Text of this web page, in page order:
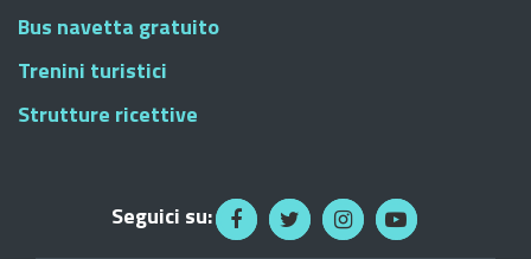
Bus navetta gratuito
Trenini turistici
Strutture ricettive
Seguici su: